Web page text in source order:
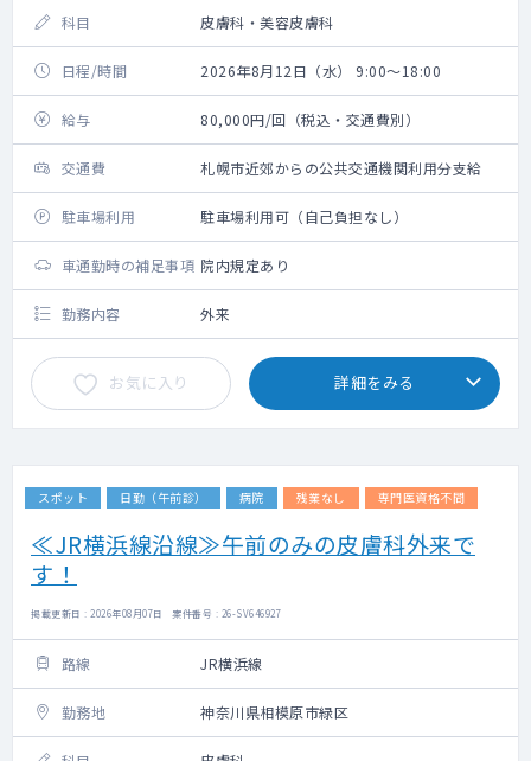
科目 皮膚科・美容皮膚科
日程/時間 2026年8月12日（水） 9:00～18:00
給与 80,000円/回（税込・交通費別）
交通費 札幌市近郊からの公共交通機関利用分支給
駐車場利用 駐車場利用可（自己負担なし）
車通勤時の補足事項 院内規定あり
勤務内容 外来
お気に入り 詳細をみる
スポット 日勤（午前診） 病院 残業なし 専門医資格不問
≪JR横浜線沿線≫午前のみの皮膚科外来で
す！
掲載更新日 : 2026年08月07日 案件番号 : 26-SV646927
路線 JR横浜線
勤務地 神奈川県相模原市緑区